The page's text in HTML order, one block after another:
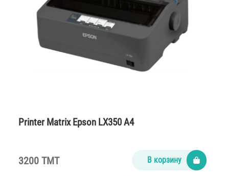
Printer Matrix Epson LX350 A4
3200 TMT В корзину